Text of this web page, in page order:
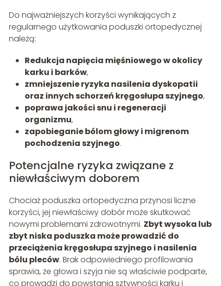
Do najważniejszych korzyści wynikających z
regularnego użytkowania poduszki ortopedycznej
należą:
Redukcja napięcia mięśniowego w okolicy
karku i barków,
zmniejszenie ryzyka nasilenia dyskopatii
oraz innych schorzeń kręgosłupa szyjnego,
poprawa jakości snu i regeneracji
organizmu,
zapobieganie bólom głowy i migrenom
pochodzenia szyjnego.
Potencjalne ryzyka związane z
niewłaściwym doborem
Chociaż poduszka ortopedyczna przynosi liczne
korzyści, jej niewłaściwy dobór może skutkować
nowymi problemami zdrowotnymi. Zbyt wysoka lub
zbyt niska poduszka może prowadzić do
przeciążenia kręgosłupa szyjnego i nasilenia
bólu pleców. Brak odpowiedniego profilowania
sprawia, że głowa i szyja nie są właściwie podparte,
co prowadzi do powstania sztywności karku i